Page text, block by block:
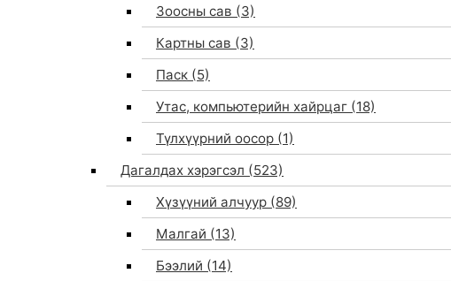
Зоосны сав (3)
Картны сав (3)
Паск (5)
Утас, компьютерийн хайрцаг (18)
Түлхүүрний оосор (1)
Дагалдах хэрэгсэл (523)
Хүзүүний алчуур (89)
Малгай (13)
Бээлий (14)